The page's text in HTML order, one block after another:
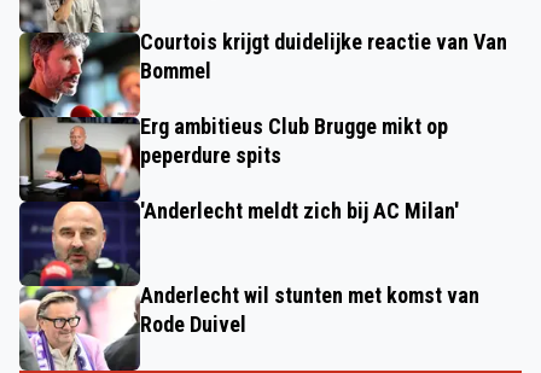
Courtois krijgt duidelijke reactie van Van
Bommel
Erg ambitieus Club Brugge mikt op
peperdure spits
'Anderlecht meldt zich bij AC Milan'
Anderlecht wil stunten met komst van
Rode Duivel